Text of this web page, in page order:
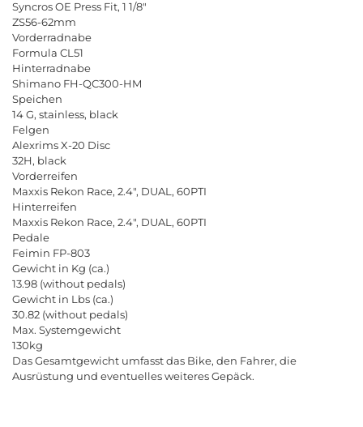
SyncrosOE Press Fit, 1 1/8"
ZS56-62mm
Vorderradnabe
Formula CL 51
Hinterradnabe
Shimano FH-QC300-HM
Speichen
14G, stainless, black
Felgen
AlexrimsX-20 Disc
32H, black
Vorderreifen
Maxxis Rekon Race, 2.4", DUAL , 60PTI
Hinterreifen
Maxxis Rekon Race, 2.4", DUAL , 60PTI
Pedale
Feimin FP-803
Gewicht in Kg (ca.)
13.98 (without pedals)
Gewicht in Lbs (ca.)
30.82 (without pedals)
Max. Systemgewicht
130kg
DasGesamtgewicht umfasstdas Bike, den Fahrer, die
Ausrüstung und eventuellesweiteresGepäck.